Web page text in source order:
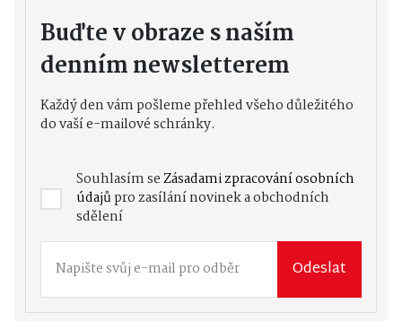
Buďte v obraze s naším
denním newsletterem
Každý den vám pošleme přehled všeho důležitého
do vaší e-mailové schránky.
Souhlasím seZásadami zpracování osobních
údajůpro zasílání novinek a obchodních
sdělení
Odeslat